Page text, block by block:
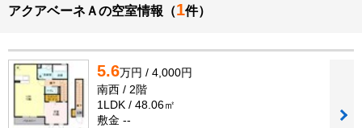
アクアベーネＡの空室情報（1件）
5.6万円 / 4,000円
南西 / 2階
1LDK / 48.06㎡
敷金 --